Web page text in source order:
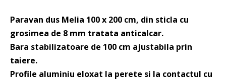
Paravan dus Melia 100 x 200 cm, din sticla cu
grosimea de 8 mm tratata anticalcar.
Bara stabilizatoare de 100 cm ajustabila prin
taiere.
Profile aluminiu eloxat la perete si la contactul cu